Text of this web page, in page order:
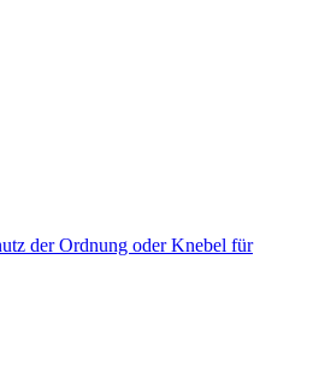
der Ordnung oder Knebel für